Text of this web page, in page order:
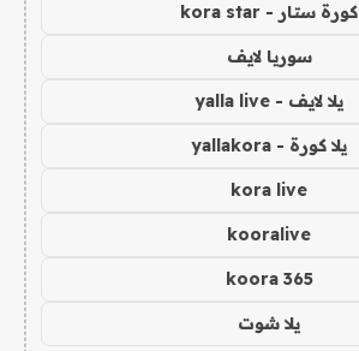
كورة ستار - kora star
سوريا لايف
يلا لايف - yalla live
يلا كورة - yallakora
kora live
kooralive
koora 365
يلا شوت